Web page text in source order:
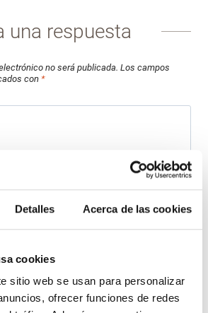
Detalles Acerca de las cookies
cookies
sitio web se usan para personalizar
ofrecer funciones de redes
una respuesta
no será publicada. Los campos
con *